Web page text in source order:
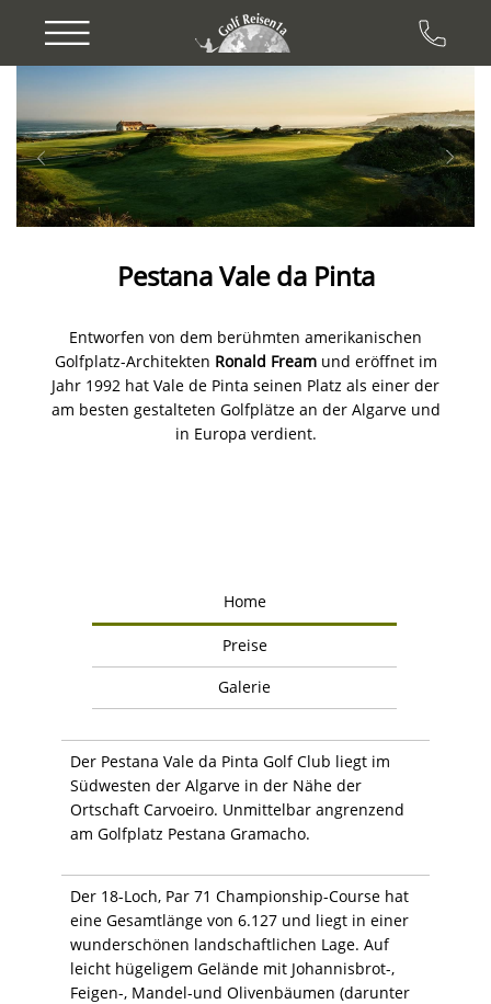
Previous
Pestana Vale da Pinta
Entworfen von dem berühmten amerikanischen
Golfplatz-Architekten Ronald Freamund eröffnet im
Jahr 1992 hat Vale de Pinta seinen Platz als einer der
am besten gestalteten Golfplätze an der Algarve und
in Europa verdient.
Home
Preise
Galerie
Der Pestana Vale da Pinta Golf Club liegt im
Südwesten der Algarve in der Nähe der
Ortschaft Carvoeiro. Unmittelbar angrenzend
am Golfplatz Pestana Gramacho.
Der 18-Loch, Par 71 Championship-Course hat
eine Gesamtlänge von 6.127 und liegt in einer
wunderschönen landschaftlichen Lage. Auf
leicht hügeligem Gelände mit Johannisbrot-,
Feigen-, Mandel-und Olivenbäumen (darunter